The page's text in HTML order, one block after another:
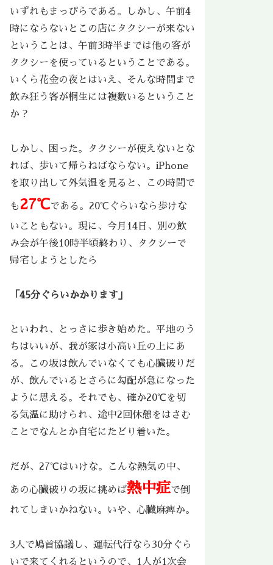
いずれもまっぴらである。しかし、午前4
時にならないとこの店にタクシーが来ない
ということは、午前3時半までは他の客が
タクシーを使っているということである。
いくら花金の夜とはいえ、そんな時間まで
飲み狂う客が桐生には複数いるということ
か？
しかし、困った。タクシーが使えないとな
れば、歩いて帰らねばならない。iPhone
を取り出して外気温を見ると、この時間で
も 27℃である。20℃ぐらいなら歩けな
いこともない。現に、今月14日、別の飲
み会が午後10時半頃終わり、タクシーで
帰宅しようとしたら
「45分ぐらいかかります」
といわれ、とっさに歩き始めた。平地のう
ちはいいが、我が家は小高い丘の上にあ
る。この坂は飲んでいなくても心臓破りだ
が、飲んでいるとさらに勾配が急になった
ように思える。それでも、確か20℃を切
る気温に助けられ、途中2回休憩をはさむ
ことでなんとか自宅にたどり着いた。
だが、27℃はいけな。こんな熱気の中、
あの心臓破りの坂に挑めば熱中症で倒
れてしまいかねない。いや、心臓麻痺か。
3人で鳩首協議し、運転代行なら30分ぐら
いで来てくれるというので、1人が1次会